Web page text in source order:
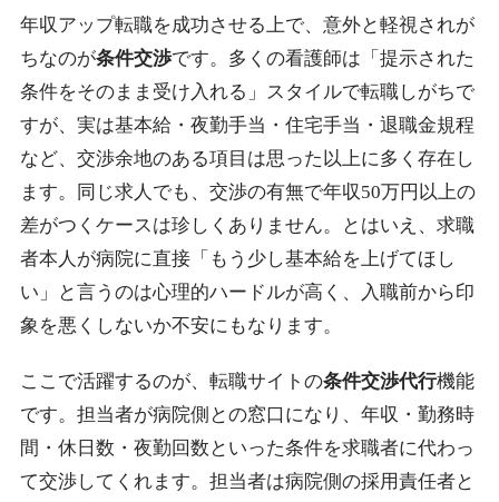
年収アップ転職を成功させる上で、意外と軽視されが
ちなのが条件交渉です。多くの看護師は「提示された
条件をそのまま受け入れる」スタイルで転職しがちで
すが、実は基本給・夜勤手当・住宅手当・退職金規程
など、交渉余地のある項目は思った以上に多く存在し
ます。同じ求人でも、交渉の有無で年収50万円以上の
差がつくケースは珍しくありません。とはいえ、求職
者本人が病院に直接「もう少し基本給を上げてほし
い」と言うのは心理的ハードルが高く、入職前から印
象を悪くしないか不安にもなります。
ここで活躍するのが、転職サイトの条件交渉代行機能
です。担当者が病院側との窓口になり、年収・勤務時
間・休日数・夜勤回数といった条件を求職者に代わっ
て交渉してくれます。担当者は病院側の採用責任者と